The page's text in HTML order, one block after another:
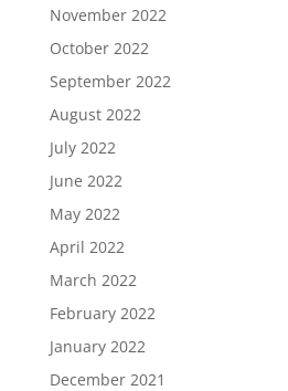
November 2022
October 2022
September 2022
August 2022
July 2022
June 2022
May 2022
April 2022
March 2022
February 2022
January 2022
December 2021